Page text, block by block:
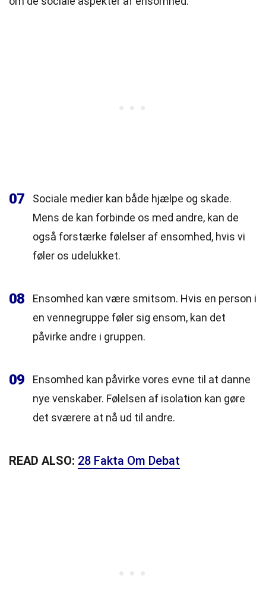
07
Sociale medier kan både hjælpe og skade.
Mens de kan forbinde os med andre, kan de
også forstærke følelser af ensomhed, hvis vi
føler os udelukket.
08
Ensomhed kan være smitsom. Hvis en person i
en vennegruppe føler sig ensom, kan det
påvirke andre i gruppen.
09
Ensomhed kan påvirke vores evne til at danne
nye venskaber. Følelsen af isolation kan gøre
det sværere at nå ud til andre.
READ ALSO: 28 Fakta Om Debat